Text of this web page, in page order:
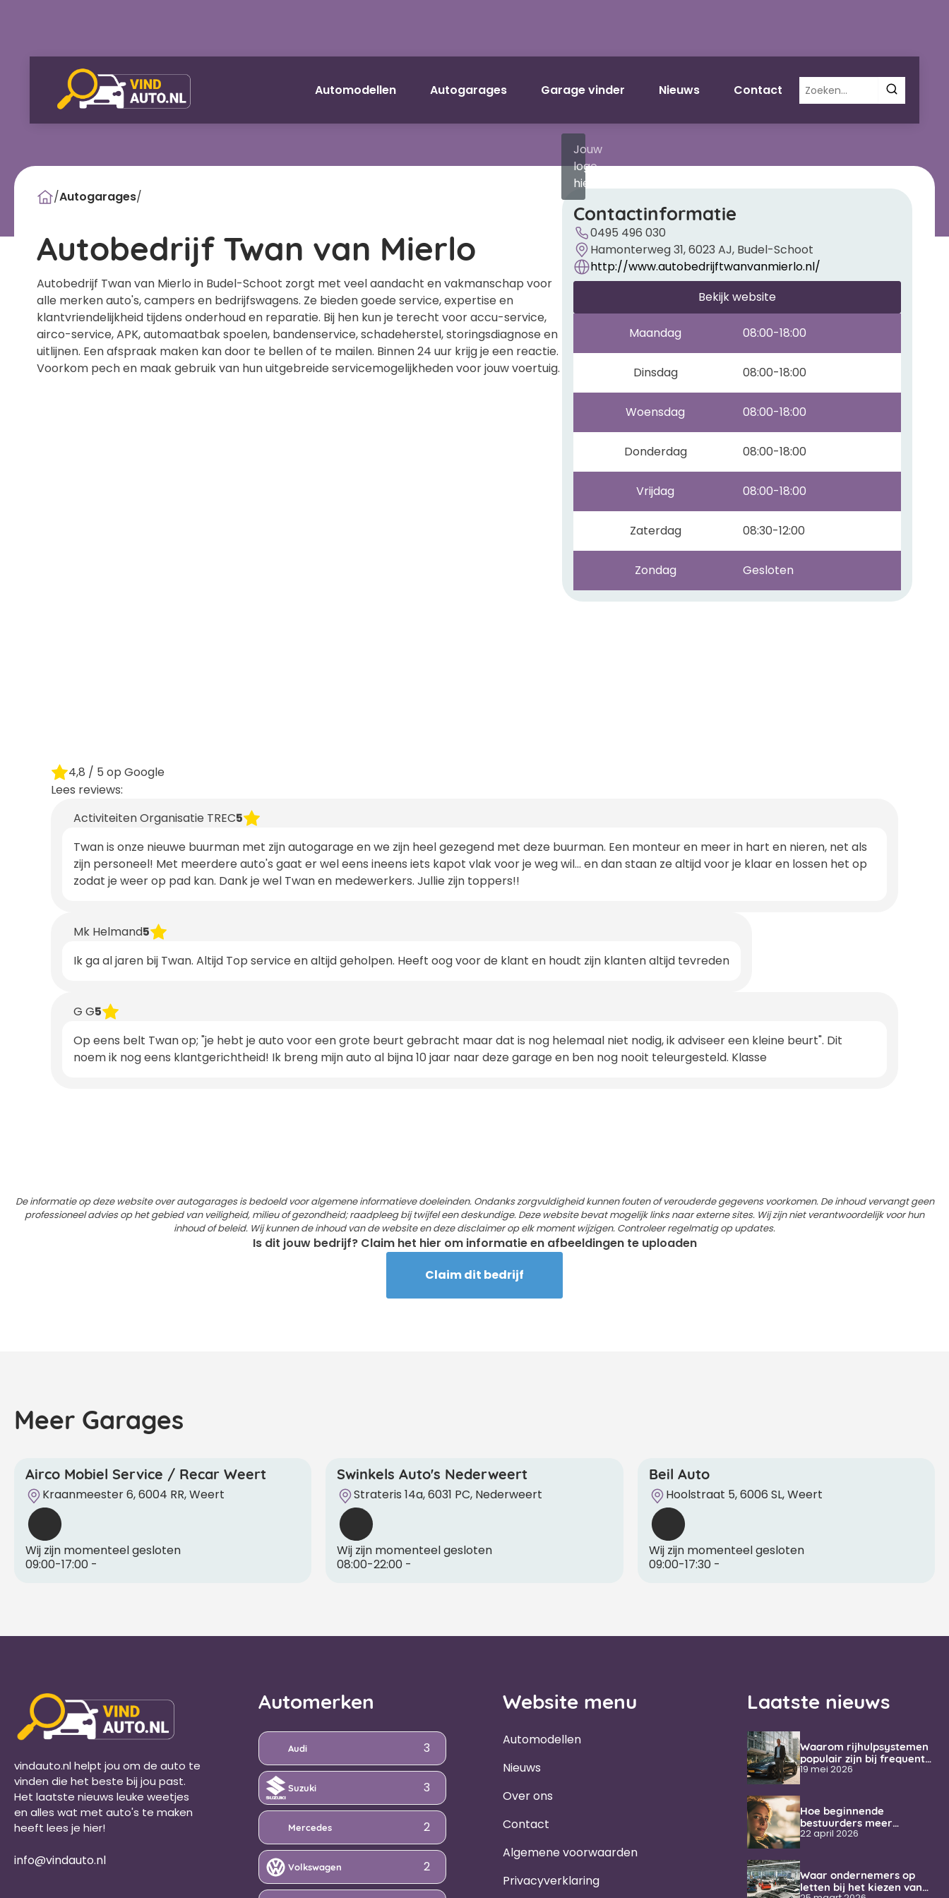
Automodellen Autogarages Garage vinder Nieuws Contact
Zoeken
naar:
/Autogarages/
Autobedrijf Twan van Mierlo
Autobedrijf Twan van Mierlo in Budel-Schoot zorgt met veel aandacht en vakmanschap voor
alle merken auto's, campers en bedrijfswagens. Ze bieden goede service, expertise en
klantvriendelijkheid tijdens onderhoud en reparatie. Bij hen kun je terecht voor accu-service,
airco-service, APK, automaatbak spoelen, bandenservice, schadeherstel, storingsdiagnose en
uitlijnen. Een afspraak maken kan door te bellen of te mailen. Binnen 24 uur krijg je een reactie.
Voorkom pech en maak gebruik van hun uitgebreide servicemogelijkheden voor jouw voertuig.
Jouw
logo
hier?
Contactinformatie
0495 496 030
Hamonterweg 31, 6023 AJ, Budel-Schoot
http://www.autobedrijftwanvanmierlo.nl/
Bekijk website
Maandag 08:00-18:00
Dinsdag 08:00-18:00
Woensdag 08:00-18:00
Donderdag 08:00-18:00
Vrijdag 08:00-18:00
Zaterdag 08:30-12:00
Zondag Gesloten
4,8 / 5 op Google
Lees reviews:
Activiteiten Organisatie TREC5
Twan is onze nieuwe buurman met zijn autogarage en we zijn heel gezegend met deze buurman. Een monteur en meer in hart en nieren, net als
zijn personeel! Met meerdere auto's gaat er wel eens ineens iets kapot vlak voor je weg wil... en dan staan ze altijd voor je klaar en lossen het op
zodat je weer op pad kan. Dank je wel Twan en medewerkers. Jullie zijn toppers!!
Mk Helmand5
Ik ga al jaren bij Twan. Altijd Top service en altijd geholpen. Heeft oog voor de klant en houdt zijn klanten altijd tevreden
G G5
Op eens belt Twan op; "je hebt je auto voor een grote beurt gebracht maar dat is nog helemaal niet nodig, ik adviseer een kleine beurt". Dit
noem ik nog eens klantgerichtheid! Ik breng mijn auto al bijna 10 jaar naar deze garage en ben nog nooit teleurgesteld. Klasse
De informatie op deze website over autogarages is bedoeld voor algemene informatieve doeleinden. Ondanks zorgvuldigheid kunnen fouten of verouderde gegevens voorkomen. De inhoud vervangt geen
professioneel advies op het gebied van veiligheid, milieu of gezondheid; raadpleeg bij twijfel een deskundige. Deze website bevat mogelijk links naar externe sites. Wij zijn niet verantwoordelijk voor hun
inhoud of beleid. Wij kunnen de inhoud van de website en deze disclaimer op elk moment wijzigen. Controleer regelmatig op updates.
Is dit jouw bedrijf? Claim het hier om informatie en afbeeldingen te uploaden
Claim dit bedrijf
Meer Garages
Airco Mobiel Service / Recar Weert
Kraanmeester 6, 6004 RR, Weert
Wij zijn momenteel gesloten
09:00-17:00 -
Swinkels Auto's Nederweert
Strateris 14a, 6031 PC, Nederweert
Wij zijn momenteel gesloten
08:00-22:00 -
Beil Auto
Hoolstraat 5, 6006 SL, Weert
Wij zijn momenteel gesloten
09:00-17:30-
vindauto.nl helpt jou om de auto te
vinden die het beste bij jou past.
Het laatste nieuws leuke weetjes
en alles wat met auto's te maken
heeft lees je hier!
info@vindauto.nl
Automerken
Audi 3
Suzuki 3
Mercedes 2
Volkswagen 2
Website menu
Automodellen
Nieuws
Over ons
Contact
Algemene voorwaarden
Privacyverklaring
Laatste nieuws
Waarom rijhulpsystemen
populair zijn bij frequente
weggebruikers
19 mei 2026
Hoe beginnende
bestuurders meer
vertrouwen krijgen
22 april 2026
Waar ondernemers op
letten bij het kiezen van